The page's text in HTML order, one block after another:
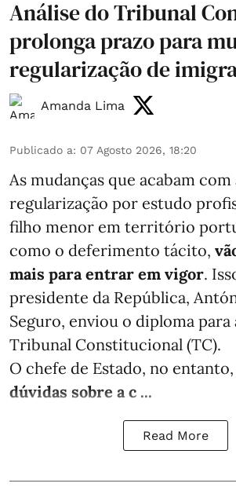
Análise do Tribunal
prolonga prazo para
regularização de
Amanda Lima
Publicado a: 07 Agosto 2026, 18:20
As mudanças que acabam com
regularização por estudo
filho menor em território
como o deferimento tácito,
mais para entrar em vigor.
presidente da República,
Seguro, enviou o diploma para
Tribunal Constitucional (TC).
O chefe de Estado, no entanto,
dúvidas sobre a c ...
Read More